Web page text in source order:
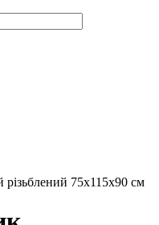
75х115х90 см